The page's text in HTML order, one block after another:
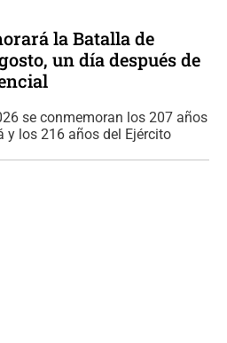
la Batalla de
un día después de
se conmemoran los 207 años
y los 216 años del Ejército